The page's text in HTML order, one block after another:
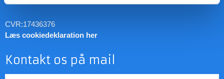
CVR:17436376
Læs cookiedeklaration her
Kontakt os på mail